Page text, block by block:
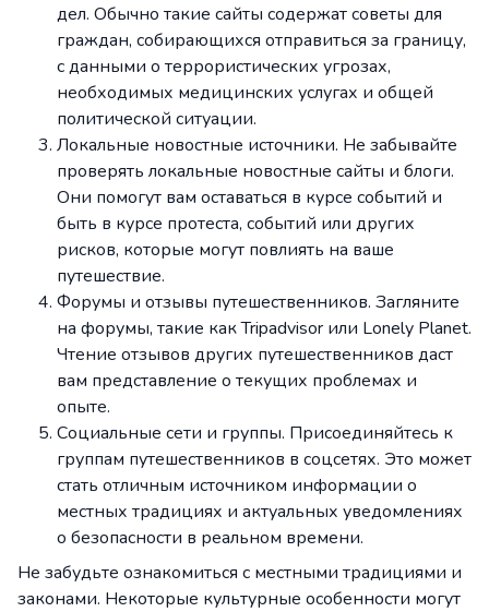
дел. Обычно такие сайты содержат советы для
граждан, собирающихся отправиться за границу,
с данными о террористических угрозах,
необходимых медицинских услугах и общей
политической ситуации.
Локальные новостные источники. Не забывайте
проверять локальные новостные сайты и блоги.
Они помогут вам оставаться в курсе событий и
быть в курсе протеста, событий или других
рисков, которые могут повлиять на ваше
путешествие.
Форумы и отзывы путешественников. Загляните
на форумы, такие как Tripadvisor или Lonely Planet.
Чтение отзывов других путешественников даст
вам представление о текущих проблемах и
опыте.
Социальные сети и группы. Присоединяйтесь к
группам путешественников в соцсетях. Это может
стать отличным источником информации о
местных традициях и актуальных уведомлениях
о безопасности в реальном времени.
Не забудьте ознакомиться с местными традициями и
законами. Некоторые культурные особенности могут